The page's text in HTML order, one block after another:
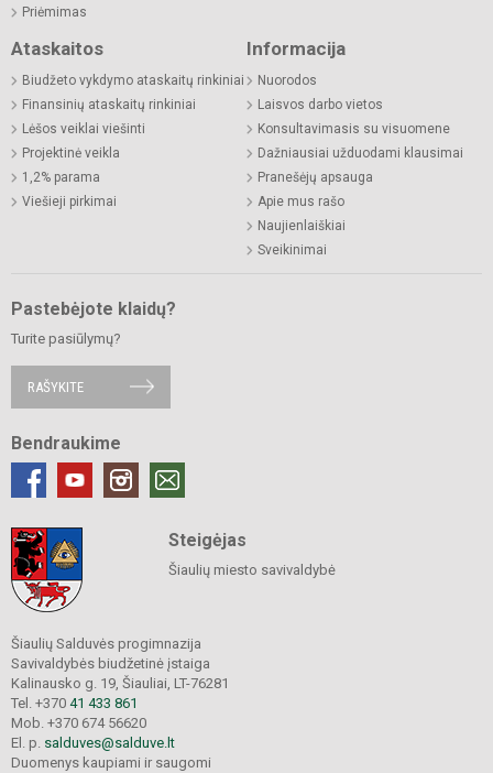
Priėmimas
Ataskaitos
Biudžeto vykdymo ataskaitų rinkiniai
Finansinių ataskaitų rinkiniai
Lėšos veiklai viešinti
Projektinė veikla
1,2% parama
Viešieji pirkimai
Informacija
Nuorodos
Laisvos darbo vietos
Konsultavimasis su visuomene
Dažniausiai užduodami klausimai
Pranešėjų apsauga
Apie mus rašo
Naujienlaiškiai
Sveikinimai
Pastebėjote klaidų?
Turite pasiūlymų?
RAŠYKITE
Bendraukime
Steigėjas
Šiaulių miesto savivaldybė
Šiaulių Salduvės progimnazija
Savivaldybės biudžetinė įstaiga
Kalinausko g. 19, Šiauliai, LT-76281
Tel. +370 41 433 861
Mob. +370 674 56620
El. p. salduves@salduve.lt
Duomenys kaupiami ir saugomi